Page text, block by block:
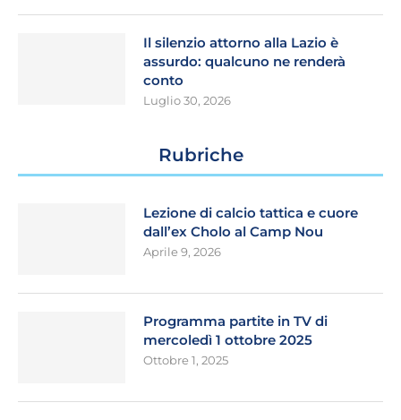
Il silenzio attorno alla Lazio è
assurdo: qualcuno ne renderà
conto
Luglio 30, 2026
Rubriche
Lezione di calcio tattica e cuore
dall’ex Cholo al Camp Nou
Aprile 9, 2026
Programma partite in TV di
mercoledì 1 ottobre 2025
Ottobre 1, 2025